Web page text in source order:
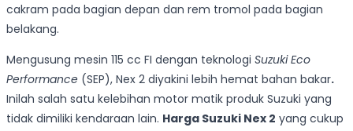
cakram pada bagian depan dan rem tromol pada bagian
belakang.
Mengusung mesin 115 cc FI dengan teknologi Suzuki Eco
Performance (SEP), Nex 2 diyakini lebih hemat bahan bakar.
Inilah salah satu kelebihan motor matik produk Suzuki yang
tidak dimiliki kendaraan lain. Harga Suzuki Nex 2 yang cukup